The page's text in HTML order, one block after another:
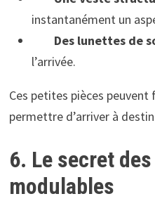
instantanément un
Des lunettes de
l’arrivée.
Ces petites pièces
permettre d’arriver à
6. Le secret
modulables